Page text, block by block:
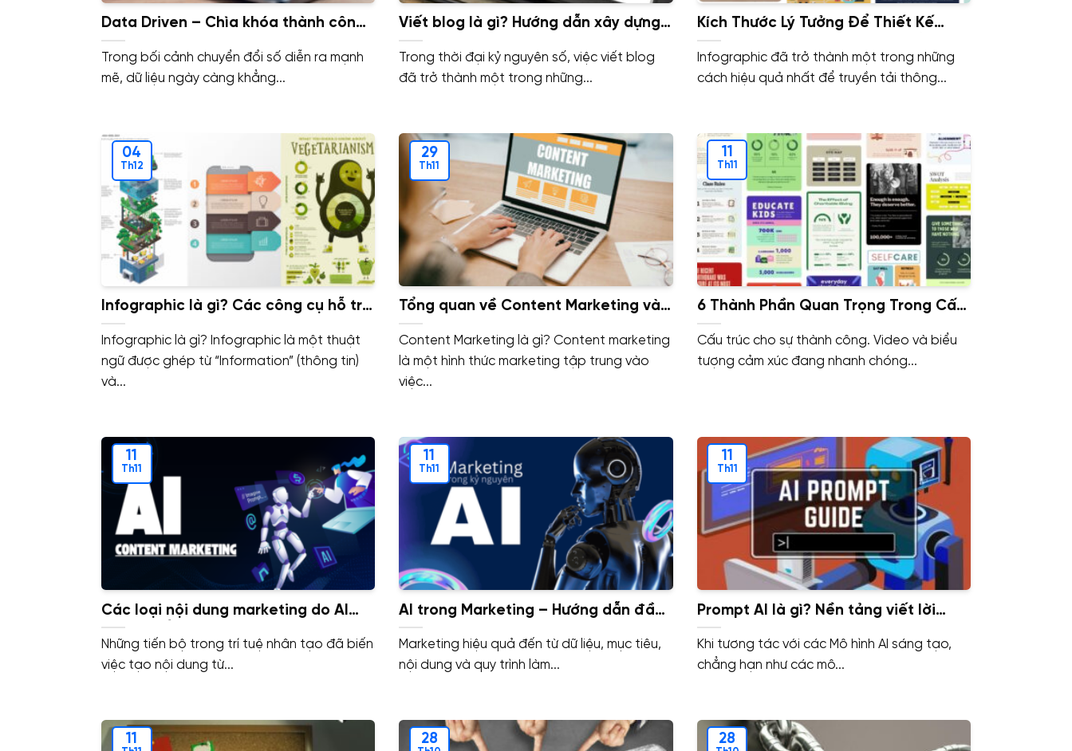
Data Driven – Chìa khóa thành công
trong thời đại số
Trong bối cảnh chuyển đổi số diễn ra mạnh
mẽ, dữ liệu ngày càng khẳng...
Viết blog là gì? Hướng dẫn xây dựng
một bài blog đơn giản dành cho
người mới.
Trong thời đại kỷ nguyên số, việc viết blog
đã trở thành một trong những...
Kích Thước Lý Tưởng Để Thiết Kế
Infographic Và Các Công Cụ Hỗ Trợ
Miễn Phí
Infographic đã trở thành một trong những
cách hiệu quả nhất để truyền tải thông...
Infographic là gì? Các công cụ hỗ trợ
xây dựng infographic miễn phí
Infographic là gì? Infographic là một thuật
ngữ được ghép từ “Information” (thông tin)
và...
04
Th12
Tổng quan về Content Marketing và
cách làm Content Marketing hiệu
quả
Content Marketing là gì? Content marketing
là một hình thức marketing tập trung vào
việc...
29
Th11
6 Thành Phần Quan Trọng Trong Cấu
Trúc Infographic
Cấu trúc cho sự thành công. Video và biểu
tượng cảm xúc đang nhanh chóng...
11
Th11
Các loại nội dung marketing do AI
tạo ra – Ứng dụng AI trong Content
Marketing
Những tiến bộ trong trí tuệ nhân tạo đã biến
việc tạo nội dung từ...
11
Th11
AI trong Marketing – Hướng dẫn đầy
đủ
Marketing hiệu quả đến từ dữ liệu, mục tiêu,
nội dung và quy trình làm...
11
Th11
Prompt AI là gì? Nền tảng viết lời
nhắc AI hay Câu Lệnh AI hiệu quả
Khi tương tác với các Mô hình AI sáng tạo,
chẳng hạn như các mô...
11
Th11
11 28 28